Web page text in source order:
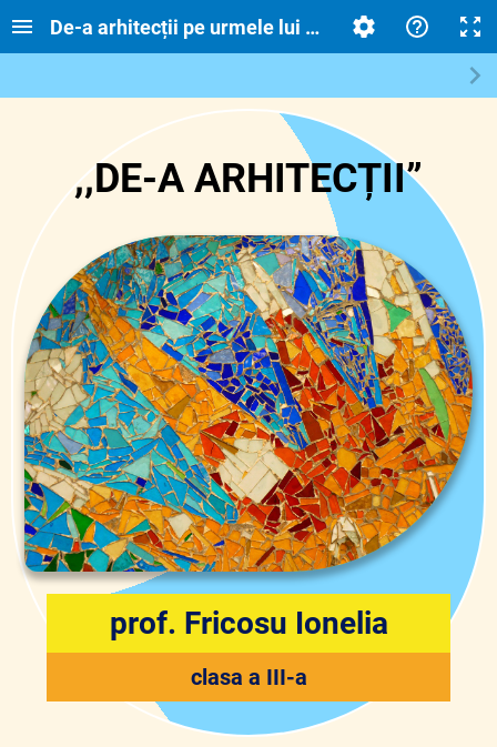
De-a arhitecții pe urmele lui Antoni Gaudi
,,DE-A ARHITECȚII”
prof. Fricosu Ionelia
clasa a III-a